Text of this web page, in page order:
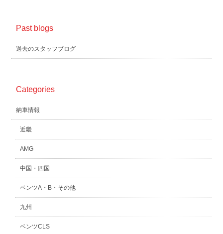
Past blogs
過去のスタッフブログ
Categories
納車情報
近畿
AMG
中国・四国
ベンツA・B・その他
九州
ベンツCLS